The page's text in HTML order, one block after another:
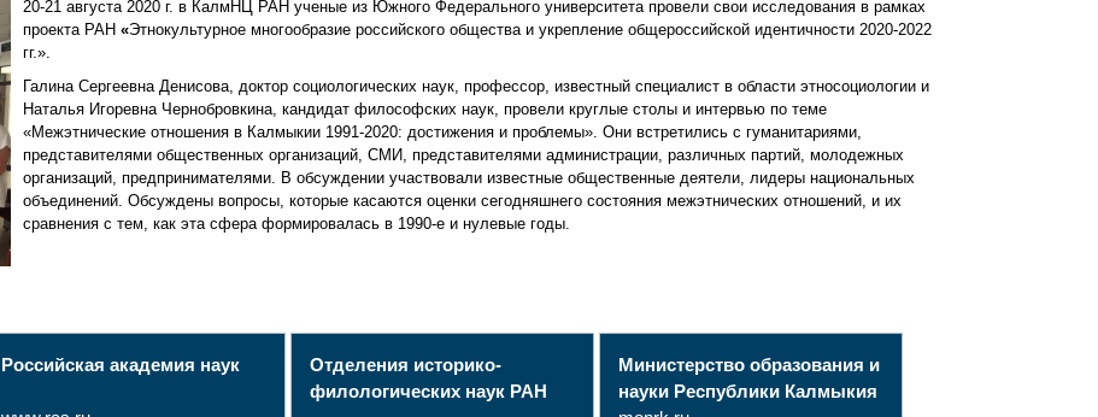
20-21 августа 2020 г. в КалмНЦ РАН ученые из Южного Федерального университета провели свои исследования в рамках
проекта РАН «Этнокультурное многообразие российского общества и укрепление общероссийской идентичности 2020-2022
гг.».
Галина Сергеевна Денисова, доктор социологических наук, профессор, известный специалист в области этносоциологии и
Наталья Игоревна Чернобровкина, кандидат философских наук, провели круглые столы и интервью по теме
«Межэтнические отношения в Калмыкии 1991-2020: достижения и проблемы». Они встретились с гуманитариями,
представителями общественных организаций, СМИ, представителями администрации, различных партий, молодежных
организаций, предпринимателями. В обсуждении участвовали известные общественные деятели, лидеры национальных
объединений. Обсуждены вопросы, которые касаются оценки сегодняшнего состояния межэтнических отношений, и их
сравнения с тем, как эта сфера формировалась в 1990-е и нулевые годы.
Российская академия наук
Отделения историко-
филологических наук РАН
Министерство образования и
науки Республики Калмыкия